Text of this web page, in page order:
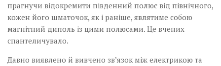
прагнучи відокремити південний полюс від північного,
кожен його шматочок, як і раніше, являтиме собою
магнітний диполь із цими полюсами. Це вчених
спантеличувало.
Давно виявлено й вивчено зв’язок між електрикою та